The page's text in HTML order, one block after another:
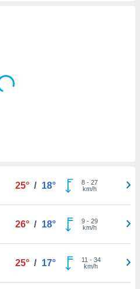
25° / 18° 8- 27
km/h
26° / 18° 9- 29
km/h
25° / 17° 11 - 34
km/h